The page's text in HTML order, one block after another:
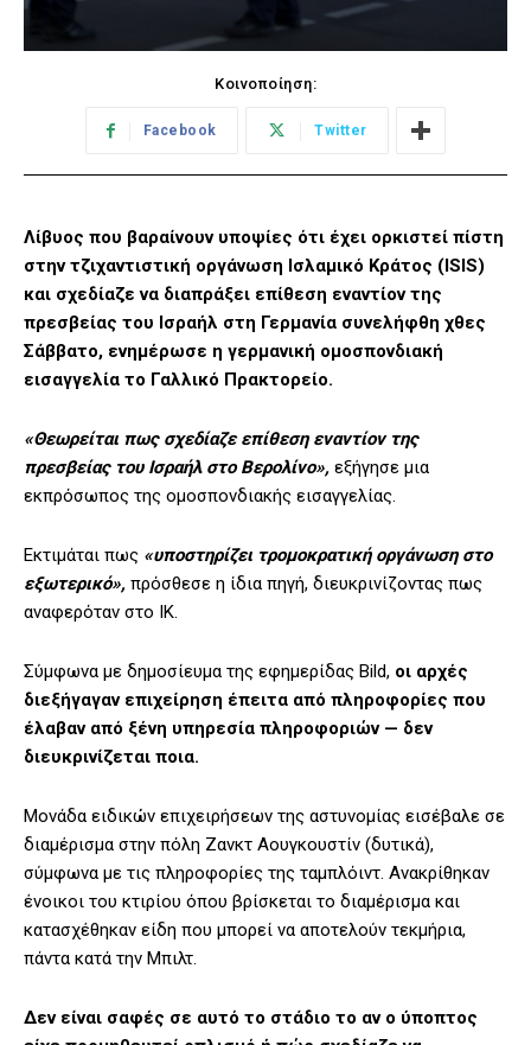
Κοινοποίηση:
Facebook Twitter
Λίβυος που βαραίνουν υποψίες ότι έχει ορκιστεί πίστη
στην τζιχαντιστική οργάνωση Ισλαμικό Κράτος (ISIS)
και σχεδίαζε να διαπράξει επίθεση εναντίον της
πρεσβείας του Ισραήλ στη Γερμανία συνελήφθη χθες
Σάββατο, ενημέρωσε η γερμανική ομοσπονδιακή
εισαγγελία το Γαλλικό Πρακτορείο.
«Θεωρείται πως σχεδίαζε επίθεση εναντίον της
πρεσβείας του Ισραήλ στο Βερολίνο», εξήγησε μια
εκπρόσωπος της ομοσπονδιακής εισαγγελίας.
Εκτιμάται πως «υποστηρίζει τρομοκρατική οργάνωση στο
εξωτερικό», πρόσθεσε η ίδια πηγή, διευκρινίζοντας πως
αναφερόταν στο ΙΚ.
Σύμφωνα με δημοσίευμα της εφημερίδας Bild, οι αρχές
διεξήγαγαν επιχείρηση έπειτα από πληροφορίες που
έλαβαν από ξένη υπηρεσία πληροφοριών — δεν
διευκρινίζεται ποια.
Μονάδα ειδικών επιχειρήσεων της αστυνομίας εισέβαλε σε
διαμέρισμα στην πόλη Ζανκτ Αουγκουστίν (δυτικά),
σύμφωνα με τις πληροφορίες της ταμπλόιντ. Ανακρίθηκαν
ένοικοι του κτιρίου όπου βρίσκεται το διαμέρισμα και
κατασχέθηκαν είδη που μπορεί να αποτελούν τεκμήρια,
πάντα κατά την Μπιλτ.
Δεν είναι σαφές σε αυτό το στάδιο το αν ο ύποπτος